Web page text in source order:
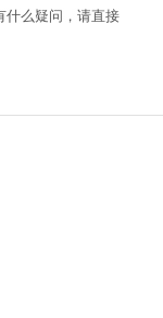
什么疑问，请直接